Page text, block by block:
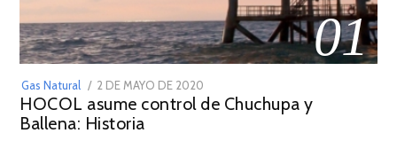
01
Gas Natural
POSTED
ON
2 DE MAYO DE 2020
DE
HOCOL asume control de Chuchupa y
Ballena: Historia